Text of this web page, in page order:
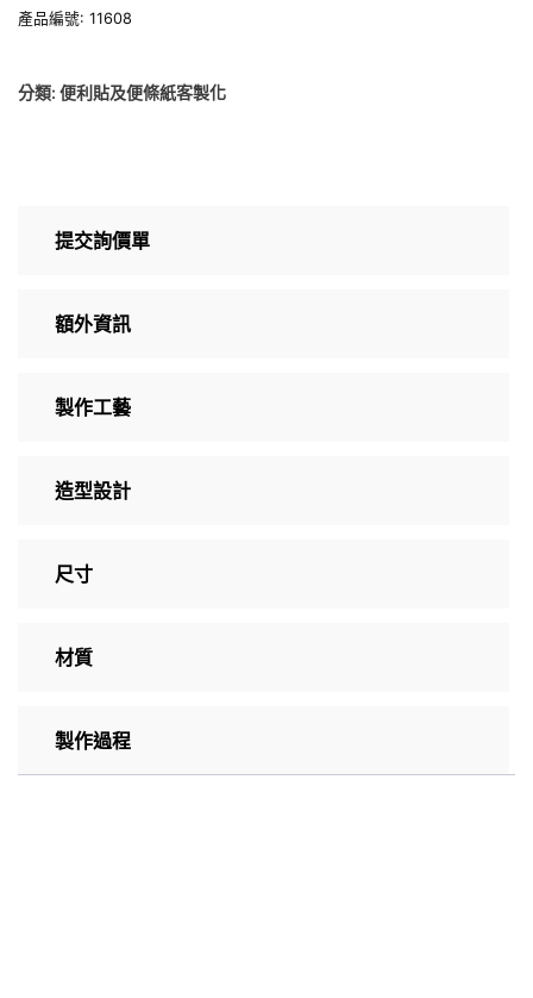
產品編號: 11608
分類: 便利貼及便條紙客製化
提交詢價單
額外資訊
製作工藝
造型設計
尺寸
材質
製作過程